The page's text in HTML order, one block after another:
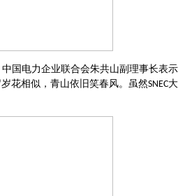
中国电力企业联合会朱共山副理事长表示
花相似，青山依旧笑春风。虽然SNEC